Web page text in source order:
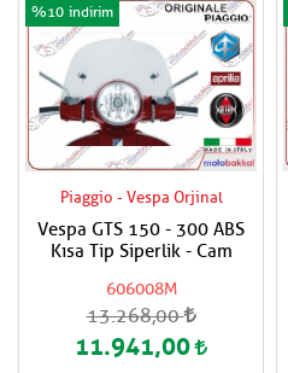
Piaggio - Vespa Orjinal
Vespa GTS 150 - 300 ABS
Kısa Tip Siperlik - Cam
606008M
%10
13.268,00
11.941,00